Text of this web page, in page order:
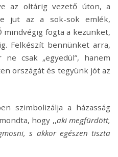
az oltárig vezető úton, a
jut az a sok-sok emlék,
fogta a kezünket,
Felkészít bennünket arra,
csak „egyedül”, hanem
országát és tegyünk jót az
szimbolizálja a házasság
hogy ,,aki megfürdött,
s akkor egészen tiszta